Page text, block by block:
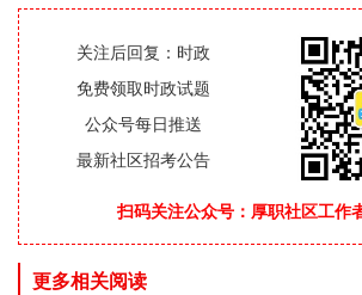
关注后回复：时政
免费领取时政试题
公众号每日推送
最新社区招考公告
扫码关注公众号：厚职社区工作
更多相关阅读